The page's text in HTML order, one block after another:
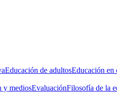
Educación de adultosEducación en
y mediosEvaluaciónFilosofía de la